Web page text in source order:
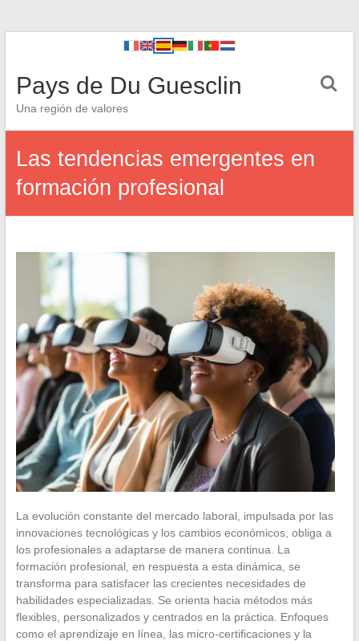
Pays de Du Guesclin
Una región de valores
Las tendencias emergentes en
formación profesional
La evolución constante del mercado laboral, impulsada por las
innovaciones tecnológicas y los cambios económicos, obliga a
los profesionales a adaptarse de manera continua. La
formación profesional, en respuesta a esta dinámica, se
transforma para satisfacer las crecientes necesidades de
habilidades especializadas. Se orienta hacia métodos más
flexibles, personalizados y centrados en la práctica. Enfoques
como el aprendizaje en línea, las micro-certificaciones y la